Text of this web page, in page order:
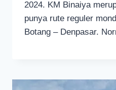
2024. KM Binaiya
punya rute reguler
Botang – Denpasar.